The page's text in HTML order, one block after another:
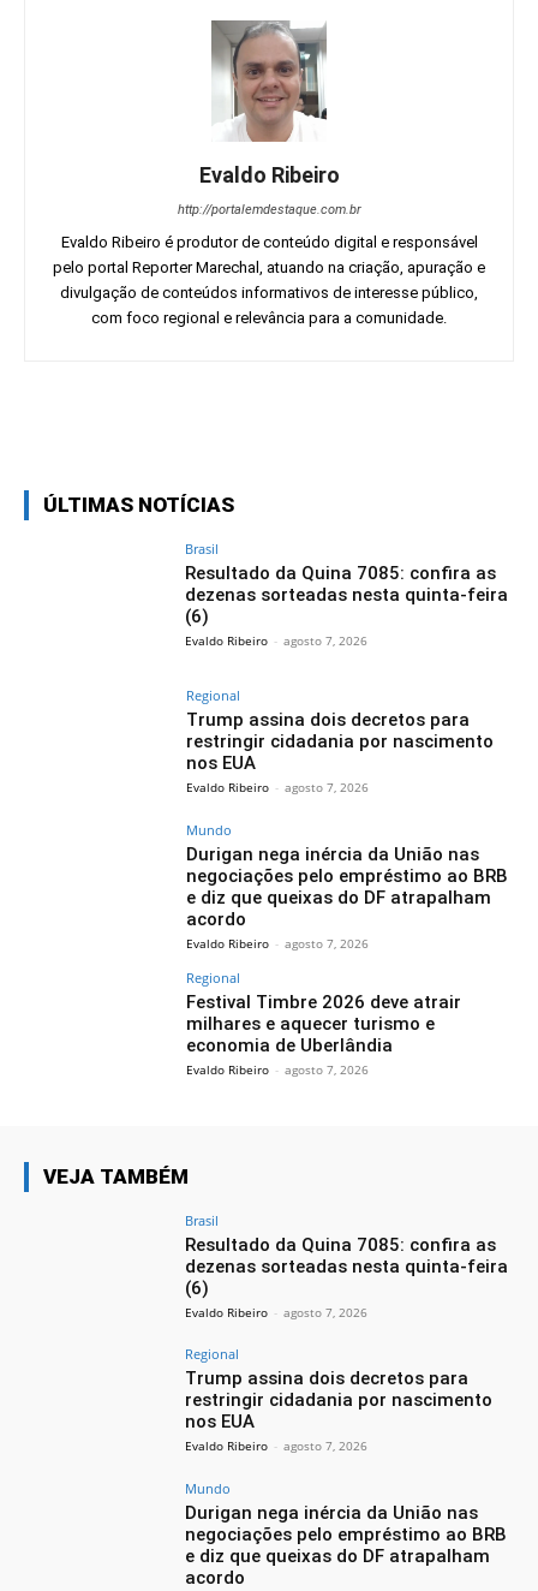
Evaldo Ribeiro
http://portalemdestaque.com.br
Evaldo Ribeiro é produtor de conteúdo digital e responsável
pelo portal Reporter Marechal, atuando na criação, apuração e
divulgação de conteúdos informativos de interesse público,
com foco regional e relevância para a comunidade.
ÚLTIMAS NOTÍCIAS
Brasil
Resultado da Quina 7085: confira as
dezenas sorteadas nesta quinta-feira
(6)
Evaldo Ribeiro - agosto 7, 2026
Regional
Trump assina dois decretos para
restringir cidadania por nascimento
nos EUA
Evaldo Ribeiro - agosto 7, 2026
Mundo
Durigan nega inércia da União nas
negociações pelo empréstimo ao BRB
e diz que queixas do DF atrapalham
acordo
Evaldo Ribeiro - agosto 7, 2026
Regional
Festival Timbre 2026 deve atrair
milhares e aquecer turismo e
economia de Uberlândia
Evaldo Ribeiro - agosto 7, 2026
VEJA TAMBÉM
Brasil
Resultado da Quina 7085: confira as
dezenas sorteadas nesta quinta-feira
(6)
Evaldo Ribeiro - agosto 7, 2026
Regional
Trump assina dois decretos para
restringir cidadania por nascimento
nos EUA
Evaldo Ribeiro - agosto 7, 2026
Mundo
Durigan nega inércia da União nas
negociações pelo empréstimo ao BRB
e diz que queixas do DF atrapalham
acordo